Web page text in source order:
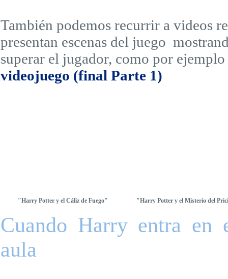
También podemos recurrir a videos
presentan escenas del juego
superar el jugador, como por
videojuego (final Parte 1)
"Harry Potter y el Cáliz de Fuego" "Harry Potter y el Misterio del
Cuando Harry entra en
aula